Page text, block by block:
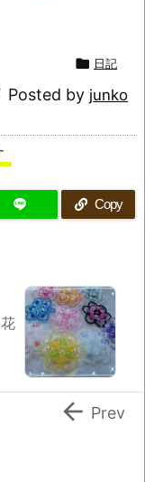
 日記
Posted by junko
Copy
 Prev